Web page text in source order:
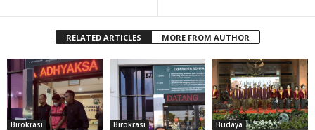
RELATED ARTICLES MORE FROM AUTHOR
Birokrasi Birokrasi Budaya